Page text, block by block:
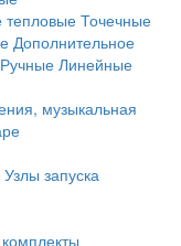
тепловыеТочечные
Дополнительное
Ручные Линейные
музыкальная
Узлы запуска